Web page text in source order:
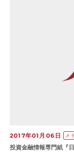
2017年01月06日 メ
投資金融情報専門紙『